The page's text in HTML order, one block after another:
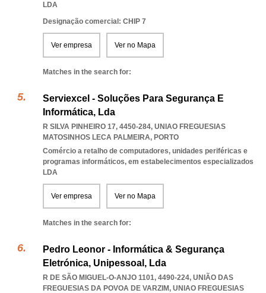
LDA
Designação comercial: CHIP 7
Ver empresa Ver no Mapa
Matches in the search for:
Serviexcel - Soluções Para Segurança E
Informática, Lda
R SILVA PINHEIRO 17, 4450-284, UNIAO FREGUESIAS
MATOSINHOS LECA PALMEIRA, PORTO
Comércio a retalho de computadores, unidades periféricas e
programas informáticos, em estabelecimentos especializados
LDA
Ver empresa Ver no Mapa
Matches in the search for:
Pedro Leonor - Informática & Segurança
Eletrónica, Unipessoal, Lda
R DE SÃO MIGUEL-O-ANJO 1101, 4490-224, UNIÃO DAS
FREGUESIAS DA POVOA DE VARZIM, UNIAO FREGUESIAS